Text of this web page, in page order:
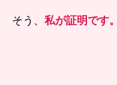
そう、 私が証明です。